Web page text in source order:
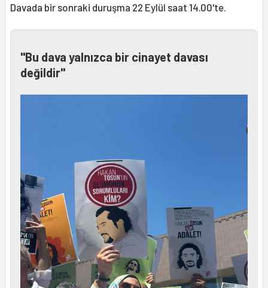
Davada bir sonraki duruşma 22 Eylül saat 14.00'te.
"Bu dava yalnızca bir cinayet davası
değildir"